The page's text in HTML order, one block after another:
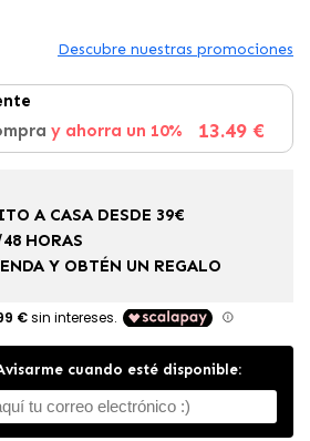
Descubre nuestras promociones
y ahorra un 10% 13.49 €
A CASA DESDE 39€
HORAS
Y OBTÉN UN REGALO
cuando esté disponible: